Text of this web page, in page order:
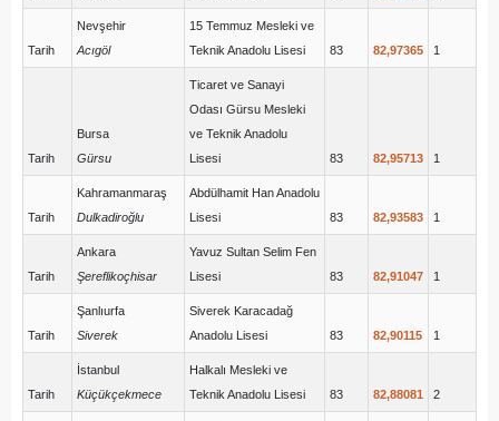
Tarih
Nevşehir
Acıgöl
15 Temmuz Mesleki ve
Teknik Anadolu Lisesi
83 82,97365 1
Tarih
Bursa
Gürsu
Ticaret ve Sanayi
Odası Gürsu Mesleki
ve Teknik Anadolu
Lisesi
83 82,95713 1
Tarih
Kahramanmaraş
Dulkadiroğlu
Abdülhamit Han Anadolu
Lisesi
83 82,93583 1
Tarih
Ankara
Şereflikoçhisar
Yavuz Sultan Selim Fen
Lisesi
83 82,91047 1
Tarih
Şanlıurfa
Siverek
Siverek Karacadağ
Anadolu Lisesi
83 82,90115 1
Tarih
İstanbul
Küçükçekmece
Halkalı Mesleki ve
Teknik Anadolu Lisesi
83 82,88081 2